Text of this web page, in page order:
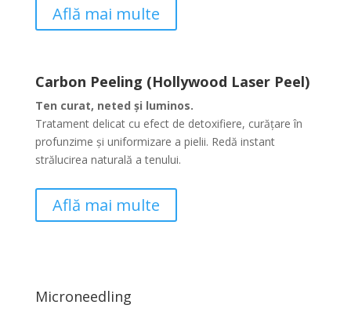
Află mai multe
Carbon Peeling (Hollywood Laser Peel)
Ten curat, neted și luminos.
Tratament delicat cu efect de detoxifiere, curățare în
profunzime și uniformizare a pielii. Redă instant
strălucirea naturală a tenului.
Află mai multe
Microneedling